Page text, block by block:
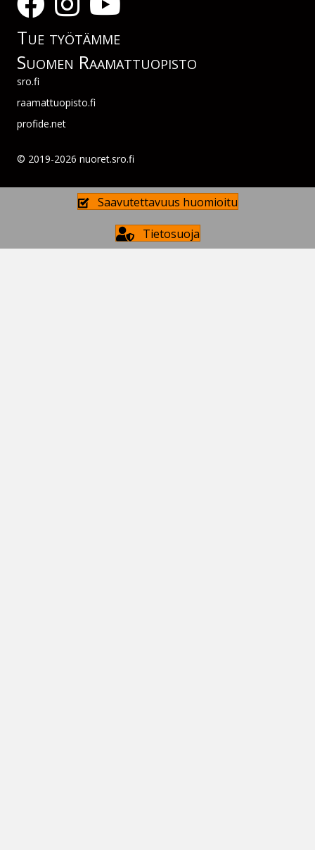
Tue työtämme
Suomen Raamattuopisto
sro.fi
raamattuopisto.fi
profide.net
© 2019-2026 nuoret.sro.fi
Saavutettavuus huomioitu
Tietosuoja